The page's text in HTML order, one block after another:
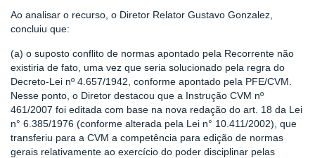
Ao analisar o recurso, o Diretor Relator Gustavo Gonzalez,
concluiu que:
(a) o suposto conflito de normas apontado pela Recorrente não
existiria de fato, uma vez que seria solucionado pela regra do
Decreto-Lei nº 4.657/1942, conforme apontado pela PFE/CVM.
Nesse ponto, o Diretor destacou que a Instrução CVM nº
461/2007 foi editada com base na nova redação do art. 18 da Lei
n° 6.385/1976 (conforme alterada pela Lei n° 10.411/2002), que
transferiu para a CVM a competência para edição de normas
gerais relativamente ao exercício do poder disciplinar pelas